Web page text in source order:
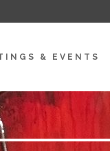
& EVENTS